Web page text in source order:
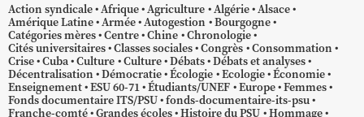
Action syndicale Afrique Agriculture Algérie Alsace
Amérique Latine Armée Autogestion
Bourgogne
Catégories mères Centre Chine Chronologie
Cités universitaires Classes sociales Congrès Consommation
Crise Cuba Culture Culture Débats Débats et analyses
Décentralisation Démocratie Écologie Ecologie Économie
Enseignement ESU 60-71 Étudiants/UNEF Europe Femmes
Fonds documentaire ITS/PSU fonds-documentaire-its-psu
Franche-comté Grandes écoles Histoire du PSU Hommage